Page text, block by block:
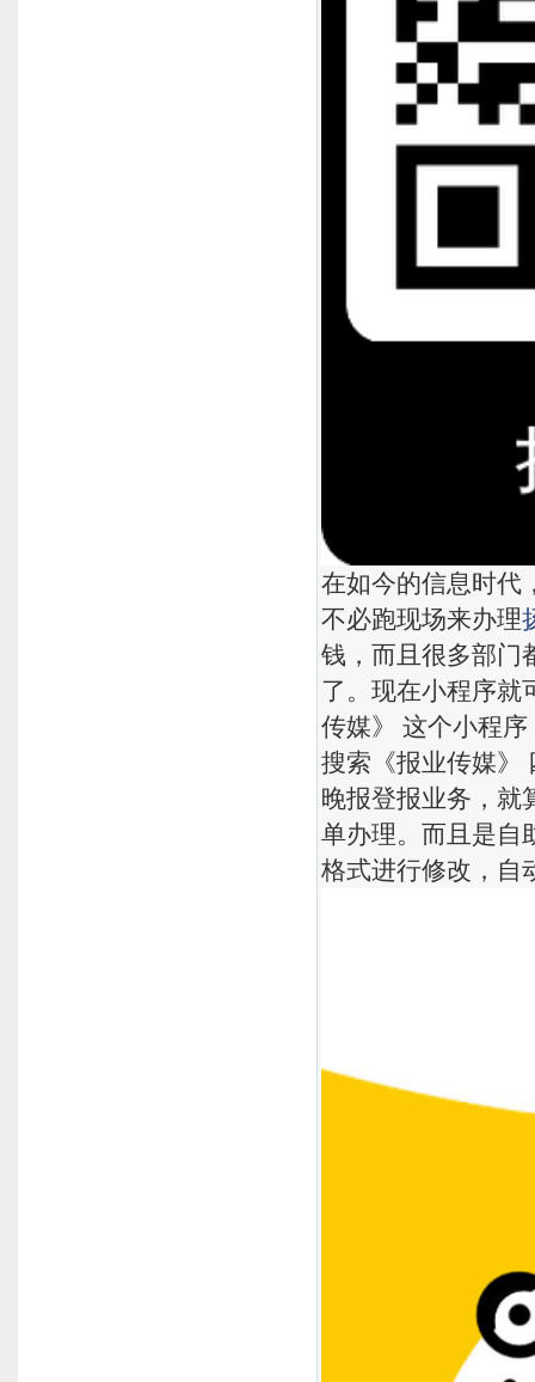
在如今的信息时代
不必跑现场来办理
钱，而且很多部门
了。现在小程序就
传媒》 这个小程
搜索《报业传媒》
晚报登报业务，就
单办理。而且是自
格式进行修改，自